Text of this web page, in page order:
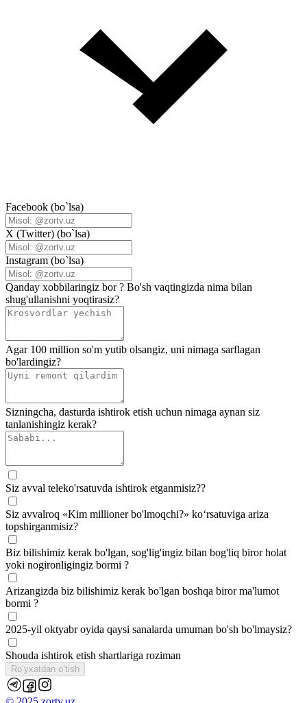
Facebook (bo`lsa)
X (Twitter) (bo`lsa)
Instagram (bo`lsa)
Qanday xobbilaringiz bor ? Bo'sh vaqtingizda nima bilan
shug'ullanishni yoqtirasiz?
Agar 100 million so'm yutib olsangiz, uni nimaga sarflagan
bo'lardingiz?
Sizningcha, dasturda ishtirok etish uchun nimaga aynan siz
tanlanishingiz kerak?
Siz avval teleko'rsatuvda ishtirok etganmisiz??
Siz avvalroq «Kim millioner bo'lmoqchi?» ko‘rsatuviga ariza
topshirganmisiz?
Biz bilishimiz kerak bo'lgan, sog'lig'ingiz bilan bog'liq biror holat
yoki nogironligingiz bormi ?
Arizangizda biz bilishimiz kerak bo'lgan boshqa biror ma'lumot
bormi ?
2025-yil oktyabr oyida qaysi sanalarda umuman bo'sh bo'lmaysiz?
Shouda ishtirok etish shartlariga roziman
Ro’yxatdan o’tish